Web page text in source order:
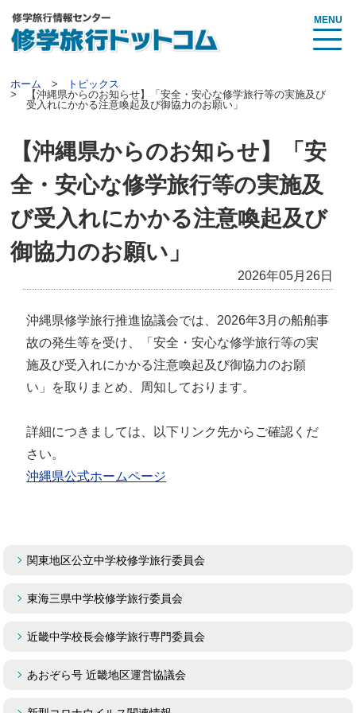
MENU
ホーム
トピックス
【沖縄県からのお知らせ】「安全・安心な修学旅行等の実施及び
受入れにかかる注意喚起及び御協力のお願い」
【沖縄県からのお知らせ】「安
全・安心な修学旅行等の実施及
び受入れにかかる注意喚起及び
御協力のお願い」
2026年05月26日
沖縄県修学旅行推進協議会では、2026年3月の船舶事
故の発生等を受け、「安全・安心な修学旅行等の実
施及び受入れにかかる注意喚起及び御協力のお願
い」を取りまとめ、周知しております。
詳細につきましては、以下リンク先からご確認くだ
さい。
沖縄県公式ホームページ
関東地区公立中学校修学旅行委員会
東海三県中学校修学旅行委員会
近畿中学校長会修学旅行専門委員会
あおぞら号 近畿地区運営協議会